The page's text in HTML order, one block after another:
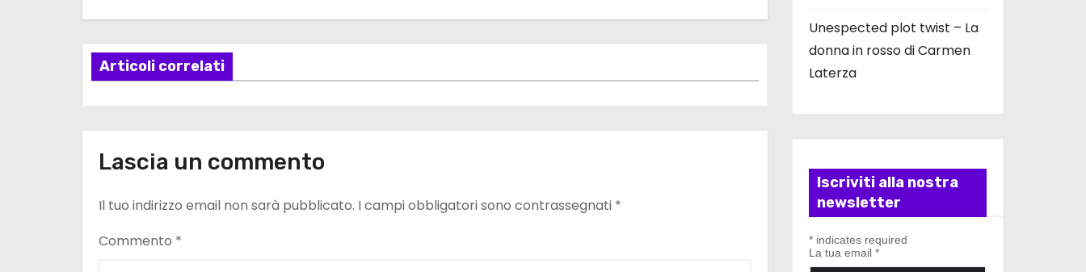
a
z
i
n
Articoli correlati
Lascia un commento
Il tuo indirizzo email non sarà pubblicato. I campi obbligatori sono contrassegnati *
Commento *
Unespected plot twist – La
donna in rosso di Carmen
Laterza
Iscriviti alla nostra
newsletter
*indicates required
La tua email *